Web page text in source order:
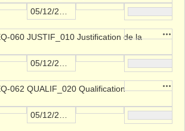
060 JUSTIF_010 Justification de la
062 QUALIF_020 Qualification